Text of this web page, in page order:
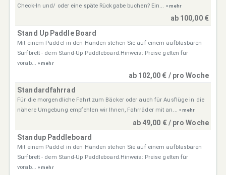
Check-In und/ oder eine späte Rückgabe buchen? Ein... » mehr
ab 100,00 €
Stand Up Paddle Board
Mit einem Paddel in den Händen stehen Sie auf einem aufblasbaren
Surfbrett - dem Stand-Up Paddleboard.Hinweis: Preise gelten für
vorab...» mehr
ab 102,00 € / pro Woche
Standardfahrrad
Für die morgendliche Fahrt zum Bäcker oder auch für Ausflüge in die
nähere Umgebung empfehlen wir Ihnen, Fahrräder mit an... » mehr
ab 49,00 € / pro Woche
Standup Paddleboard
Mit einem Paddel in den Händen stehen Sie auf einem aufblasbaren
Surfbrett - dem Stand-Up Paddleboard.Hinweis: Preise gelten für
vorab...» mehr